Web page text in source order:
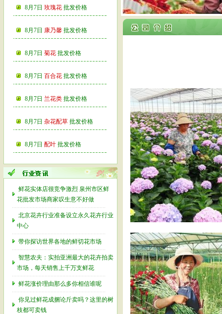
8月7日 玫瑰花 批发价格
8月7日 康乃馨 批发价格
8月7日 菊花 批发价格
8月7日 百合花 批发价格
8月7日 兰花类 批发价格
8月7日 杂花配草 批发价格
8月7日 配叶 批发价格
鲜花实体店很竞争激烈 泉州市区鲜
花批发市场商家叹生意不好做
北京花卉行业准备设立永久花卉行业
中心
带你探访世界各地的鲜切花市场
智慧农夫：实拍亚洲最大的花卉拍卖
市场，每天销售上千万支鲜花
鲜花涨价理由那么多你相信谁呢
你见过鲜花成捆论斤卖吗？这里的树
枝都可卖钱